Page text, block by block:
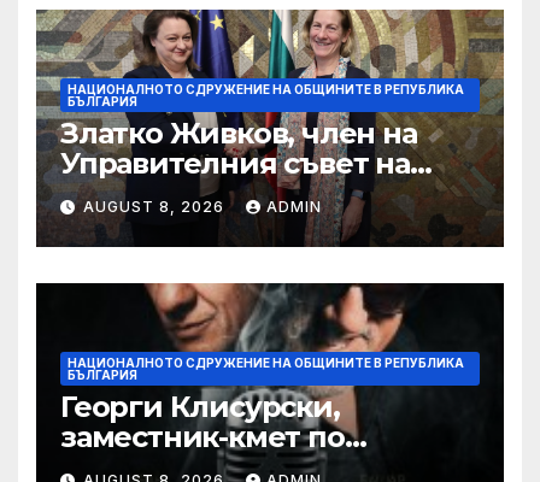
НАЦИОНАЛНОТО СДРУЖЕНИЕ НА ОБЩИНИТЕ В РЕПУБЛИКА
БЪЛГАРИЯ
Златко Живков, член на
Управителния съвет на
НСОРБ и кмет на община
Монтана: Бюджетът на
държавата и общините не
отговаря на очакванията за
по-високи доходи
AUGUST 8, 2026 ADMIN
НАЦИОНАЛНОТО СДРУЖЕНИЕ НА ОБЩИНИТЕ В РЕПУБЛИКА
БЪЛГАРИЯ
Георги Клисурски,
заместник-кмет по
финанси на Столичната